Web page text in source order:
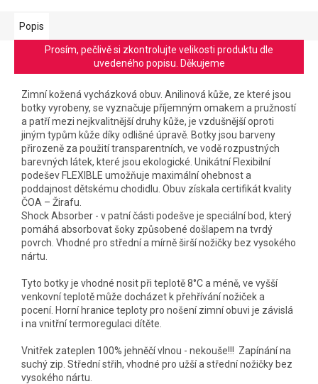
Popis
Prosím, pečlivě si zkontrolujte velikosti produktu dle
uvedeného popisu. Děkujeme
Zimní kožená vycházková obuv. Anilinová kůže, ze které jsou
botky vyrobeny, se vyznačuje příjemným omakem a pružností
a patří mezi nejkvalitnější druhy kůže, je vzdušnější oproti
jiným typům kůže díky odlišné úpravě. Botky jsou barveny
přirozeně za použití transparentních, ve vodě rozpustných
barevných látek, které jsou ekologické. Unikátní Flexibilní
podešev FLEXIBLE umožňuje maximální ohebnost a
poddajnost dětskému chodidlu. Obuv získala certifikát kvality
ČOA – Žirafu.
Shock Absorber - v patní části podešve je speciální bod, který
pomáhá absorbovat šoky způsobené došlapem na tvrdý
povrch. Vhodné pro střední a mírně širší nožičky bez vysokého
nártu.
Tyto botky je vhodné nosit při teplotě 8°C a méně, ve vyšší
venkovní teplotě může docházet k přehřívání nožiček a
pocení. Horní hranice teploty pro nošení zimní obuvi je závislá
i na vnitřní termoregulaci dítěte.
Vnitřek zateplen 100% jehněčí vlnou - nekouše!!! Zapínání na
suchý zip. Střední střih, vhodné pro užší a střední nožičky bez
vysokého nártu.